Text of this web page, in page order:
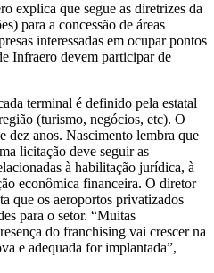
explica que segue as diretrizes da
para a concessão de áreas
interessadas em ocupar pontos
Infraero devem participar de
terminal é definido pela estatal
(turismo, negócios, etc). O
dez anos. Nascimento lembra que
licitação deve seguir as
à habilitação jurídica, à
econômica financeira. O diretor
que os aeroportos privatizados
para o setor. “Muitas
do franchising vai crescer na
e adequada for implantada”,